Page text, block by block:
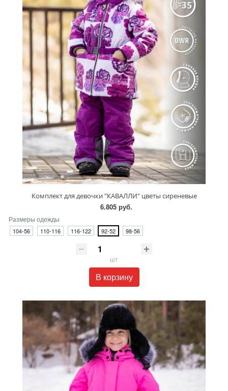
Комплект для девочки "КАВАЛЛИ" цветы сиреневые
6.805 руб.
Размеры одежды
104-56 110-116 116-122 92-52 98-56
шт
В корзину